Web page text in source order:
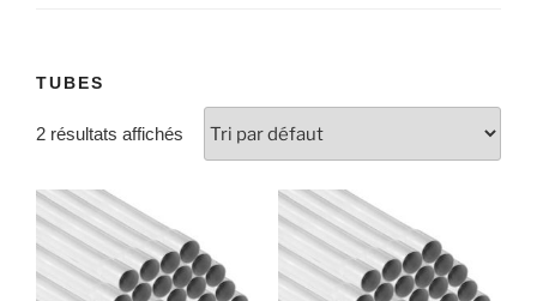
TUBES
2 résultats affichés